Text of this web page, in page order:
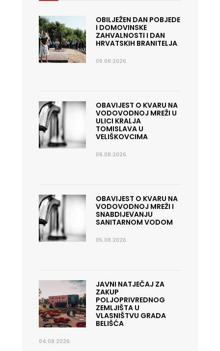
OBILJEŽEN DAN POBJEDE
I DOMOVINSKE
ZAHVALNOSTI I DAN
HRVATSKIH BRANITELJA
06.08.2026.
OBAVIJEST O KVARU NA
VODOVODNOJ MREŽI U
ULICI KRALJA
TOMISLAVA U
VELIŠKOVCIMA
06.08.2026.
OBAVIJEST O KVARU NA
VODOVODNOJ MREŽI I
SNABDIJEVANJU
SANITARNOM VODOM
05.08.2026.
JAVNI NATJEČAJ ZA
ZAKUP
POLJOPRIVREDNOG
ZEMLJIŠTA U
VLASNIŠTVU GRADA
BELIŠĆA
04.08.2026.